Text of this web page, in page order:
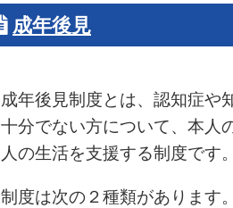
成年後見
成年後見制度とは、認知症や
十分でない方について、本人
人の生活を支援する制度です。
制度は次の２種類があります。